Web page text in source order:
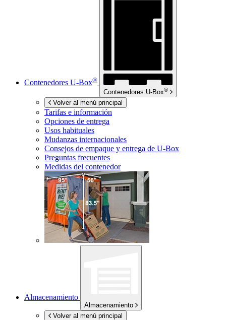
Contenedores U-Box®
Contenedores U-Box®
Volver al menú principal
Tarifas e información
Opciones de entrega
Usos habituales
Mudanzas internacionales
Consejos de empaque y entrega de U-Box
Preguntas frecuentes
Medidas del contenedor
Almacenamiento
Almacenamiento
Volver al menú principal